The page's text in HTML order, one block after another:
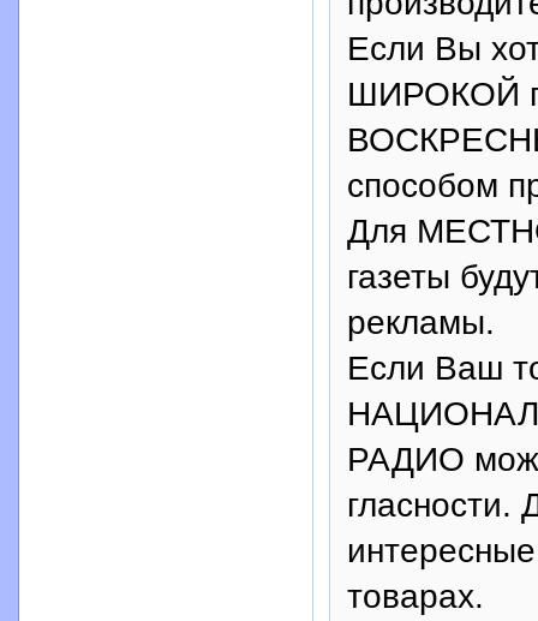
Если Вы
ШИРОКОЙ
способом
Для
газеты
рекламы.
Если Ваш
РАДИО
гласности.
товарах.